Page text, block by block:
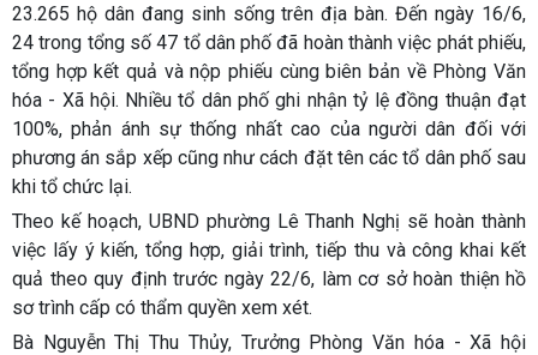
23.265 hộ dân đang sinh sống trên địa bàn. Đến ngày 16/6,
24 trong tổng số 47 tổ dân phố đã hoàn thành việc phát phiếu,
tổng hợp kết quả và nộp phiếu cùng biên bản về Phòng Văn
hóa - Xã hội. Nhiều tổ dân phố ghi nhận tỷ lệ đồng thuận đạt
100%, phản ánh sự thống nhất cao của người dân đối với
phương án sắp xếp cũng như cách đặt tên các tổ dân phố sau
khi tổ chức lại.
Theo kế hoạch, UBND phường Lê Thanh Nghị sẽ hoàn thành
việc lấy ý kiến, tổng hợp, giải trình, tiếp thu và công khai kết
quả theo quy định trước ngày 22/6, làm cơ sở hoàn thiện hồ
sơ trình cấp có thẩm quyền xem xét.
Bà Nguyễn Thị Thu Thủy, Trưởng Phòng Văn hóa - Xã hội